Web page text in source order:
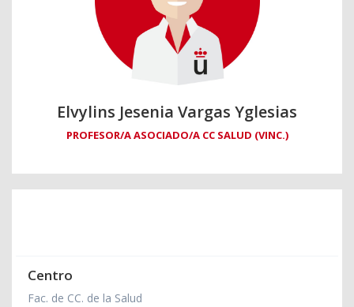
Elvylins Jesenia Vargas Yglesias
PROFESOR/A ASOCIADO/A CC SALUD (VINC.)
Centro
Fac. de CC. de la Salud